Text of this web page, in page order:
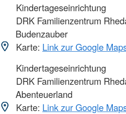
Kindertageseinrichtung
DRK Familienzentrum
Budenzauber
Karte: Link zur Google
Kindertageseinrichtung
DRK Familienzentrum
Abenteuerland
Karte: Link zur Google